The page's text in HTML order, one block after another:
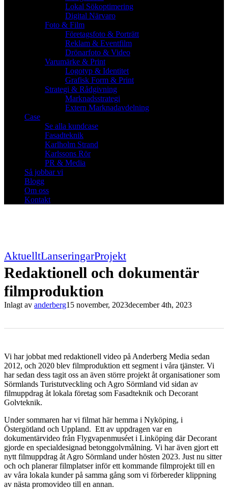
Lokal Sökoptimering
Digital Närvaro
Foto & Film
Företagsfoto & Porträtt
Reklam & Eventfilm
Drönarfoto & Video
Varumärke & Print
Logotyp & Identitet
Grafisk Form & Print
Strategi & Rådgivning
Marknadsstrategi
Extern Marknadavdelning
Case
Se alla kundcase
Fasadteknik
Karlholm Strand
Karlssons Rör
PR & Media
Så jobbar vi
Blogg
Om oss
Kontakt
AktuelltLanseringarProjekt
Redaktionell och dokumentär
filmproduktion
Inlagt av anderberg15 november, 2023december 4th, 2023
Vi har jobbat med redaktionell video på Anderberg Media sedan
2012, och 2020 blev filmproduktion ett segment i våra tjänster. Vi
har sedan dess tagit oss an även större projekt åt organisationer som
Sörmlands Turistutveckling och Agro Sörmland vid sidan av
filmuppdrag åt lokala företag som Fasadteknik och Decorant
Golvteknik.
Under sommaren har vi filmat här hemma i Nyköping, i
Östergötland och Uppland. Ett av uppdragen var en
dokumentärvideo från Flygvapenmuséet i Linköping där Decorant
gjorde en specialdesignad betonggolvmålning. Vi har även gjort ett
nytt filmuppdrag åt Agro Sörmland under hösten 2023. Just nu sitter
och och planerar filmplatser inför ett kommande filmprojekt till en
av våra lokala kunder på samma gång som vi förbereder klippning
av nästa promovideo till en annan.